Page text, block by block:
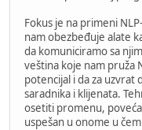
Fokus je na primeni
nam obezbeđuje alate
da komuniciramo sa
veština koje nam pruža
potencijal i da za uzvrat
saradnika i klijenata.
osetiti promenu,
uspešan u onome u